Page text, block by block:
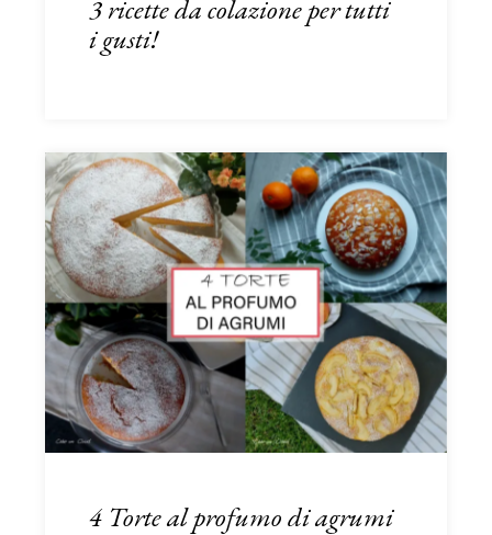
3 ricette da colazione per tutti
i gusti!
4 Torte al profumo di agrumi